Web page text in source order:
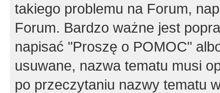
takiego problemu na Forum,
Forum. Bardzo ważne jest
napisać "Proszę o POMOC"
usuwane, nazwa tematu musi
po przeczytaniu nazwy tematu